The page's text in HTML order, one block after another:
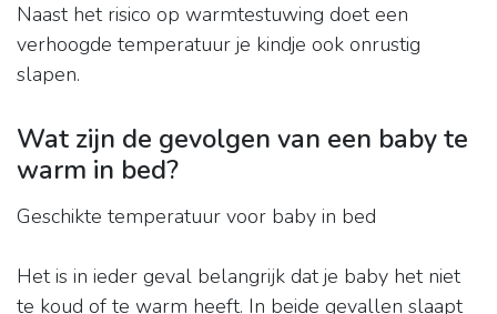
Naast het risico op warmtestuwing doet een
verhoogde temperatuur je kindje ook onrustig
slapen.
Wat zijn de gevolgen van een baby te
warm in bed?
Geschikte temperatuur voor baby in bed
Het is in ieder geval belangrijk dat je baby het niet
te koud of te warm heeft. In beide gevallen slaapt